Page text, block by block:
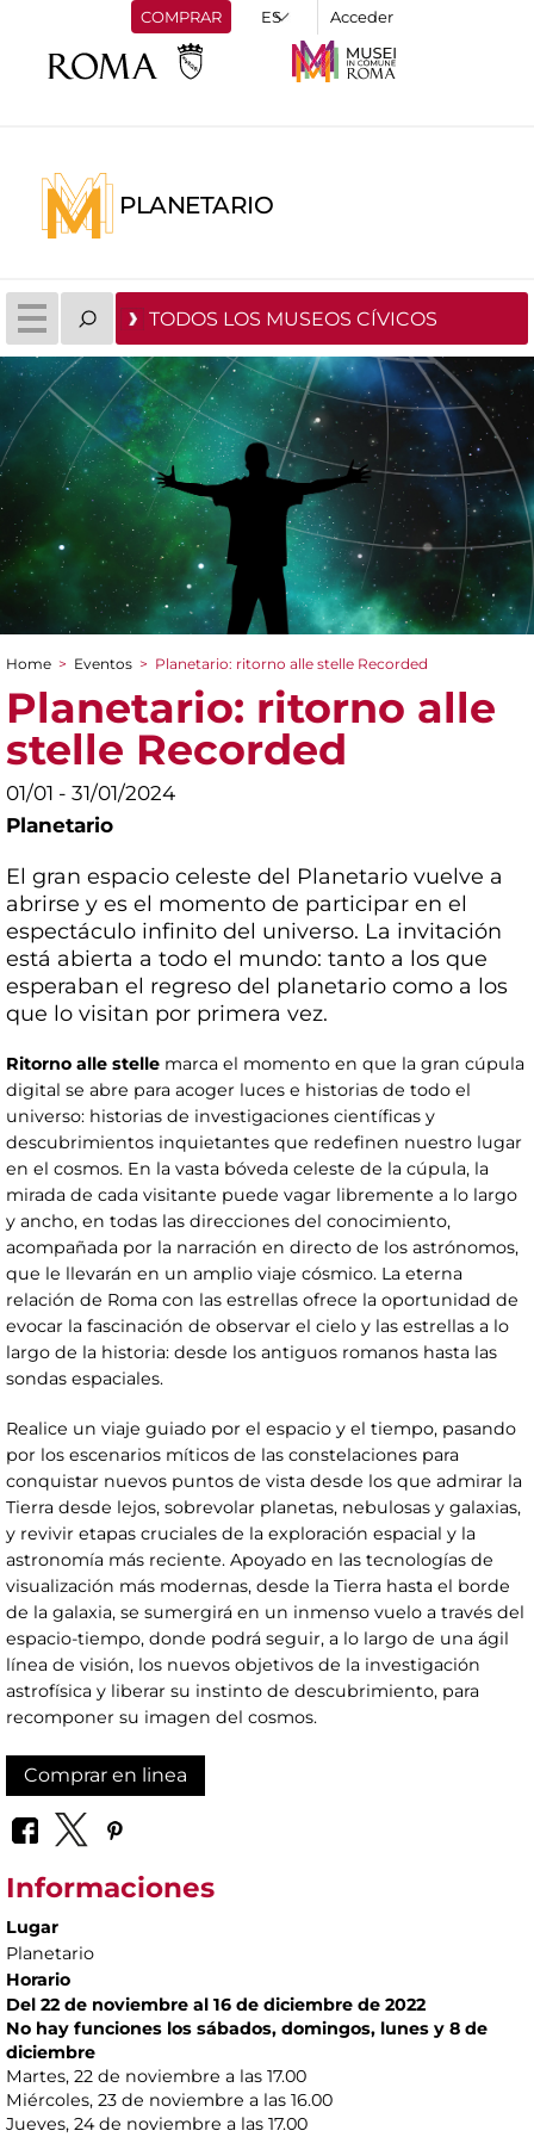
COMPRAR Acceder
PLANETARIO
TODOS LOS MUSEOS CÍVICOS
You are here
Home > Eventos > Planetario: ritorno alle stelle Recorded
Planetario: ritorno alle
stelle Recorded
01/01 - 31/01/2024
Planetario
El gran espacio celeste del Planetario vuelve a
abrirse y es el momento de participar en el
espectáculo infinito del universo. La invitación
está abierta a todo el mundo: tanto a los que
esperaban el regreso del planetario como a los
que lo visitan por primera vez.
Ritorno alle stelle marca el momento en que la gran cúpula
digital se abre para acoger luces e historias de todo el
universo: historias de investigaciones científicas y
descubrimientos inquietantes que redefinen nuestro lugar
en el cosmos. En la vasta bóveda celeste de la cúpula, la
mirada de cada visitante puede vagar libremente a lo largo
y ancho, en todas las direcciones del conocimiento,
acompañada por la narración en directo de los astrónomos,
que le llevarán en un amplio viaje cósmico. La eterna
relación de Roma con las estrellas ofrece la oportunidad de
evocar la fascinación de observar el cielo y las estrellas a lo
largo de la historia: desde los antiguos romanos hasta las
sondas espaciales.
Realice un viaje guiado por el espacio y el tiempo, pasando
por los escenarios míticos de las constelaciones para
conquistar nuevos puntos de vista desde los que admirar la
Tierra desde lejos, sobrevolar planetas, nebulosas y galaxias,
y revivir etapas cruciales de la exploración espacial y la
astronomía más reciente. Apoyado en las tecnologías de
visualización más modernas, desde la Tierra hasta el borde
de la galaxia, se sumergirá en un inmenso vuelo a través del
espacio-tiempo, donde podrá seguir, a lo largo de una ágil
línea de visión, los nuevos objetivos de la investigación
astrofísica y liberar su instinto de descubrimiento, para
recomponer su imagen del cosmos.
Comprar en linea
Informaciones
Lugar
Planetario
Horario
Del 22 de noviembre al 16 de diciembre de 2022
No hay funciones los sábados, domingos, lunes y 8 de
diciembre
Martes, 22 de noviembre a las 17.00
Miércoles, 23 de noviembre a las 16.00
Jueves, 24 de noviembre a las 17.00